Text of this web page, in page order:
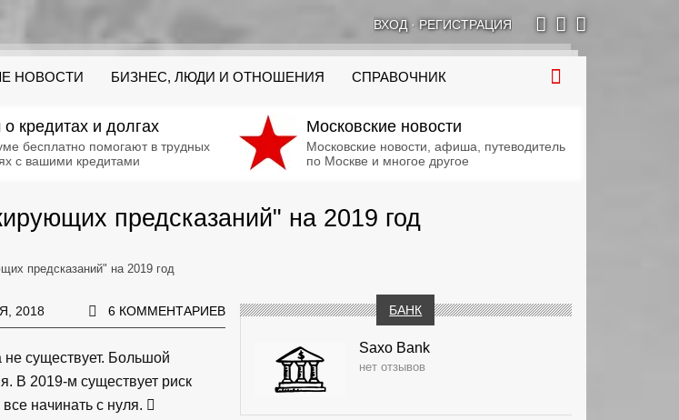
ВХОД· РЕГИСТРАЦИЯ
НОВОСТИ БИЗНЕС, ЛЮДИ И ОТНОШЕНИЯ СПРАВОЧНИК
кредитах и долгах
бесплатно помогают в трудных
с вашими кредитами
Московские новости
Московские новости, афиша, путеводитель
по Москве и многое другое
предсказаний" на 2019 год
предсказаний" на 2019 год
2018 6 КОММЕНТАРИЕВ
не существует. Большой
В 2019-м существует риск
начинать с нуля.
БАНК
Saxo Bank
нет отзывов